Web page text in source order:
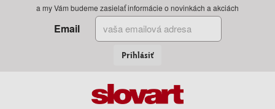
a my Vám budeme zasielať informácie o novinkách a akciách
Email
Prihlásiť